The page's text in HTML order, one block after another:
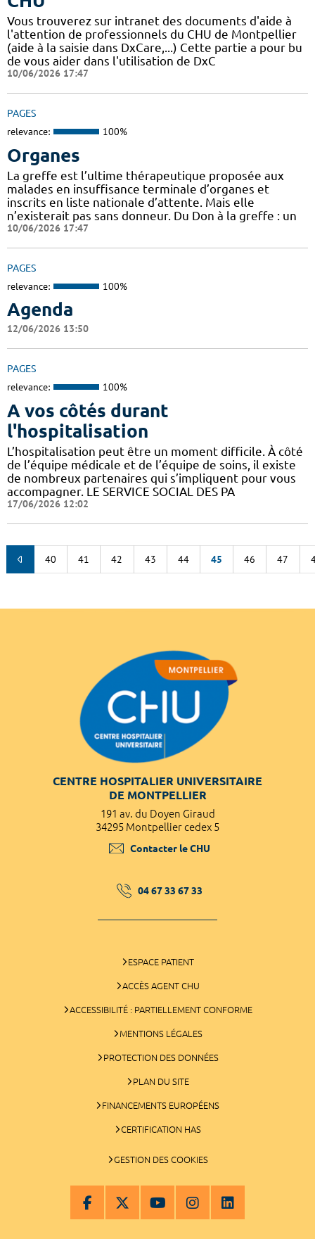
Vous trouverez sur intranet des documents d'aide à
l'attention de professionnels du CHU de Montpellier
(aide à la saisie dans DxCare,...) Cette partie a pour bu
de vous aider dans l'utilisation de DxC
10/06/2026 17:47
PAGES
relevance: 100%
Organes
La greffe est l’ultime thérapeutique proposée aux
malades en insuffisance terminale d’organes et
inscrits en liste nationale d’attente. Mais elle
n’existerait pas sans donneur. Du Don à la greffe : un
10/06/2026 17:47
PAGES
relevance: 100%
Agenda
12/06/2026 13:50
PAGES
relevance: 100%
A vos côtés durant
l'hospitalisation
L’hospitalisation peut être un moment difficile. À côté
de l’équipe médicale et de l’équipe de soins, il existe
de nombreux partenaires qui s’impliquent pour vous
accompagner. LE SERVICE SOCIAL DES PA
17/06/2026 12:02
40 41 42 43 44 45 46 47
CENTRE HOSPITALIER UNIVERSITAIRE
DE MONTPELLIER
191 av. du Doyen Giraud
34295 Montpellier cedex 5
Contacter le CHU
04 67 33 67 33
ESPACE PATIENT
ACCÈS AGENT CHU
ACCESSIBILITÉ : PARTIELLEMENT CONFORME
MENTIONS LÉGALES
PROTECTION DES DONNÉES
PLAN DU SITE
FINANCEMENTS EUROPÉENS
CERTIFICATION HAS
GESTION DES COOKIES